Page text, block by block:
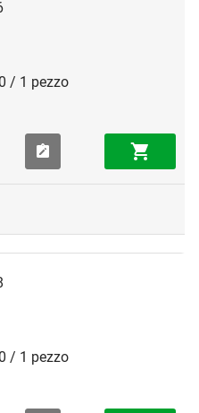
/ 1 pezzo
/ 1 pezzo